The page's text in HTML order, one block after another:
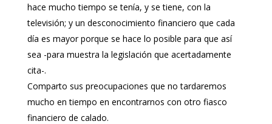
hace mucho tiempo se tenía, y se tiene, con la
televisión; y un desconocimiento financiero que cada
día es mayor porque se hace lo posible para que así
sea -para muestra la legislación que acertadamente
cita-.
Comparto sus preocupaciones que no tardaremos
mucho en tiempo en encontrarnos con otro fiasco
financiero de calado.